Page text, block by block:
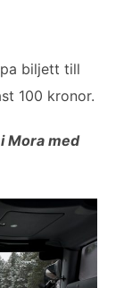
biljett till
100 kronor.
Mora med